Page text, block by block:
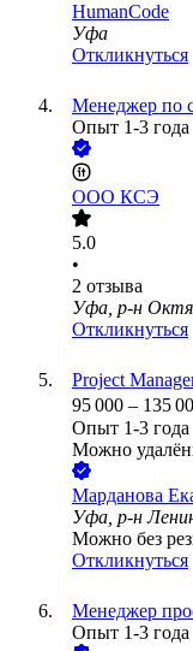
HumanCode
Уфа
Откликнуться
Менеджер по
Опыт 1-3 года
ООО КСЭ
5.0
•
2 отзыва
Уфа, р-н
Откликнуться
Project
95 000 – 135
Опыт 1-3 года
Можно
Марданова
Уфа, р-н
Можно без
Откликнуться
Менеджер
Опыт 1-3 года